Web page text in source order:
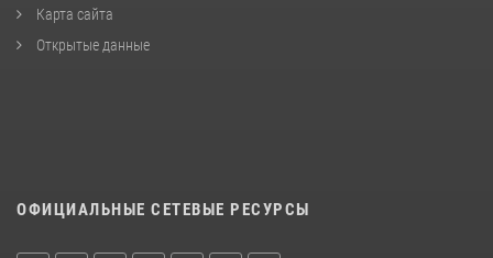
Карта сайта
Открытые данные
ОФИЦИАЛЬНЫЕ СЕТЕВЫЕ РЕСУРСЫ